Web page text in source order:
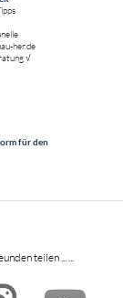
her.de
√
für den
teilen ... ...